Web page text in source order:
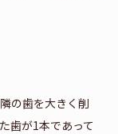
の歯を大きく削
歯が1本であって